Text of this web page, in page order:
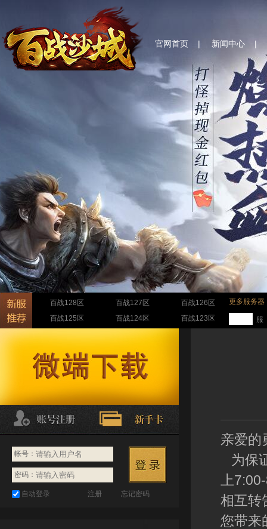
官网首页 | 新闻中心 |
百战128区 百战127区
百战126区
百战125区
百战124区 百战123区
更多服务器
服
帐号：
密码：
自动登录 注册 忘记密码
亲爱的
为保
上
相互转
您带来